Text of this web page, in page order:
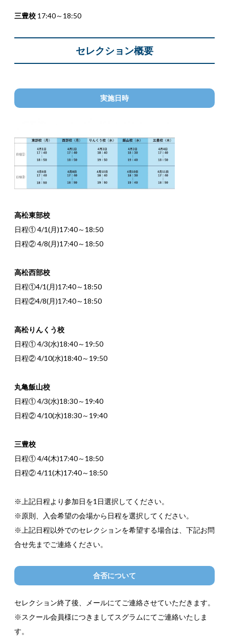
三豊校 17:40～18:50
セレクション概要
実施日時
高松東部校
日程① 4/1(月)17:40～18:50
日程② 4/8(月)17:40～18:50
高松西部校
日程①4/1(月)17:40～18:50
日程②4/8(月)17:40～18:50
高松りんくう校
日程① 4/3(水)18:40～19:50
日程② 4/10(水)18:40～19:50
丸亀飯山校
日程① 4/3(水)18:30～19:40
日程② 4/10(水)18:30～19:40
三豊校
日程① 4/4(木)17:40～18:50
日程② 4/11(木)17:40～18:50
※上記日程より参加日を1日選択してください。
※原則、入会希望の会場から日程を選択してください。
※上記日程以外でのセレクションを希望する場合は、下記お問
合せ先までご連絡ください。
合否について
セレクション終了後、メールにてご連絡させていただきます。
※スクール会員様につきましてスグラムにてご連絡いたしま
す。